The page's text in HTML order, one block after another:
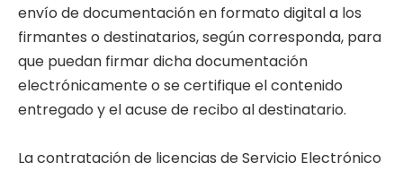
envío de documentación en formato digital a los
firmantes o destinatarios, según corresponda, para
que puedan firmar dicha documentación
electrónicamente o se certifique el contenido
entregado y el acuse de recibo al destinatario.
La contratación de licencias de Servicio Electrónico